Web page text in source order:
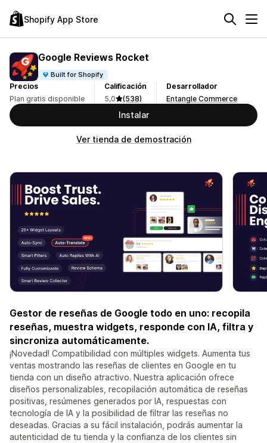
Shopify App Store
Google Reviews Rocket
Built for Shopify
Precios
Plan gratis disponible
Calificación
5,0
(538)
Desarrollador
Entangle Commerce
Instalar
Ver tienda de demostración
Gestor de reseñas de Google todo en uno: recopila
reseñas, muestra widgets, responde con IA, filtra y
sincroniza automáticamente.
¡Novedad! Compatibilidad con múltiples widgets. Aumenta tus
ventas mostrando las reseñas de clientes en Google en tu
tienda con un diseño atractivo. Nuestra aplicación ofrece
diseños personalizables, recopilación automática de reseñas
positivas, resúmenes generados por IA, respuestas con
tecnología de IA y la posibilidad de filtrar las reseñas no
deseadas. Gracias a su fácil instalación, podrás aumentar la
autenticidad de tu tienda y la confianza de los clientes sin